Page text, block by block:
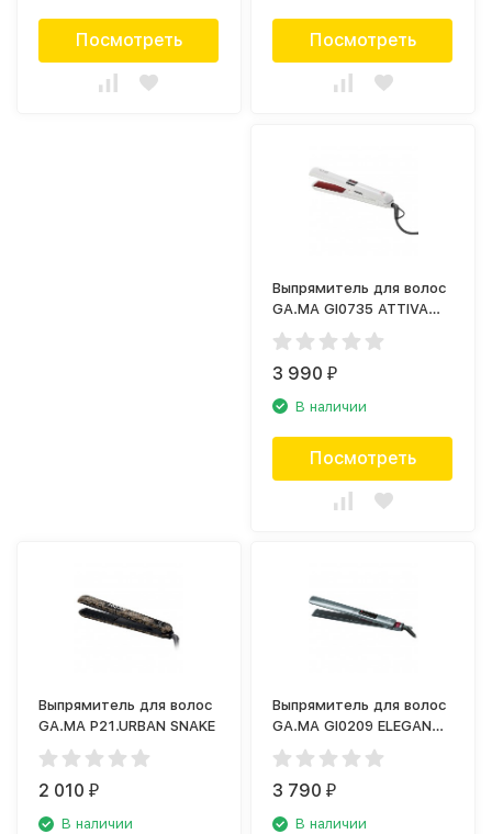
Посмотреть Посмотреть
Выпрямитель для волос
GA.MA GI0735 ATTIVA
DIGITAL LASER ION
TOURMALINE
3 990₽
В наличии
Посмотреть
Выпрямитель для волос
GA.MA P21.URBAN SNAKE
2 010₽
В наличии
Выпрямитель для волос
GA.MA GI0209 ELEGANCE
LED KERATIN
3 790₽
В наличии